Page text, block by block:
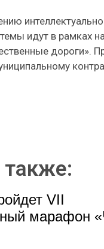
идут в рамках
дороги».
также:
VII
марафон